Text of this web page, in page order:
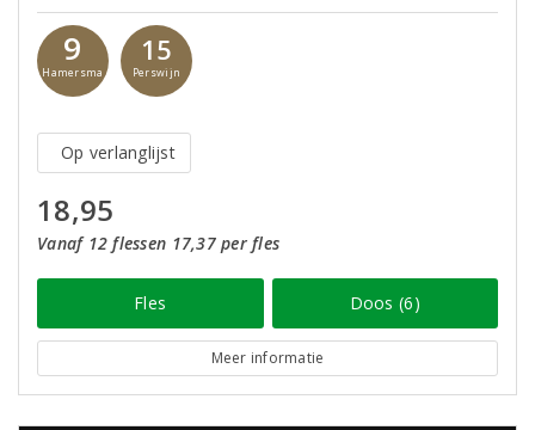
9
Hamersma
15
Perswijn
Op verlanglijst
18,95
Vanaf 12 flessen 17,37 per fles
Fles Doos (6)
Meer informatie